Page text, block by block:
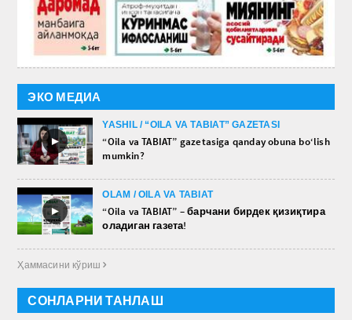
ЭКО МЕДИА
►
YASHIL / “OILA VA TABIAT” GAZETASI
“Oila va TABIAT” gazetasiga qanday obuna bo‘lish
mumkin?
►
OLAM / OILA VA TABIAT
“Oila va TABIAT” – барчани бирдек қизиқтира
оладиган газета!
Ҳаммасини кўриш 
СОНЛАРНИ ТАНЛАШ